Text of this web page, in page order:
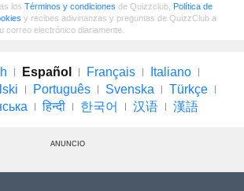
los Términos y condiciones de Quizzclub, Política de
y recibes adivinanzas y preguntas de QuizzClub a
correo electrónico diariamente.
Español Français
Italiano
Português Svenska
Türkçe
हिन्दी 한국어 汉语 漢語
ANUNCIO